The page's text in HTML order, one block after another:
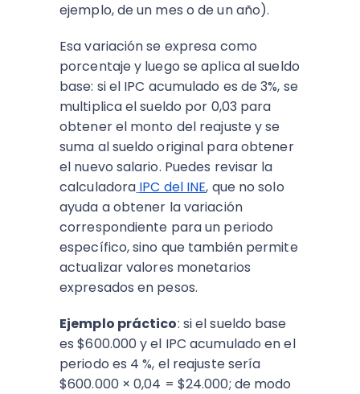
ejemplo, de un mes o de un año).
Esa variación se expresa como
porcentaje y luego se aplica al sueldo
base: si el IPC acumulado es de 3%, se
multiplica el sueldo por 0,03 para
obtener el monto del reajuste y se
suma al sueldo original para obtener
el nuevo salario. Puedes revisar la
calculadora IPC del INE, que no solo
ayuda a obtener la variación
correspondiente para un periodo
específico, sino que también permite
actualizar valores monetarios
expresados en pesos.
Ejemplo práctico: si el sueldo base
es $600.000 y el IPC acumulado en el
periodo es 4 %, el reajuste sería
$600.000 × 0,04 = $24.000; de modo